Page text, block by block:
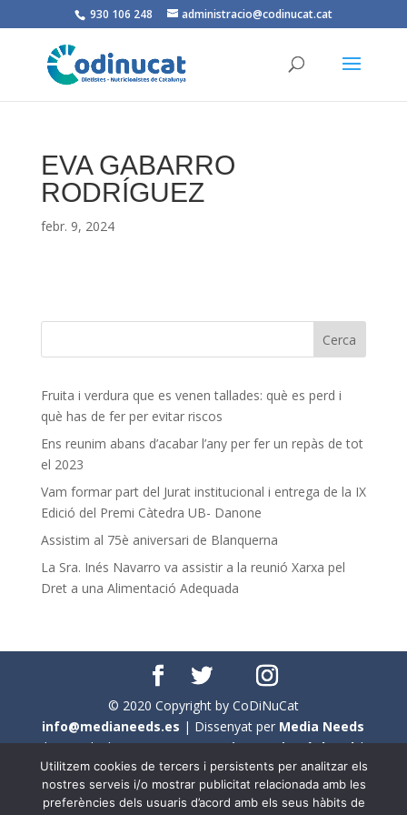
930 106 248 administracio@codinucat.cat
EVA GABARRO
RODRÍGUEZ
febr. 9, 2024
Fruita i verdura que es venen tallades: què es perd i
què has de fer per evitar riscos
Ens reunim abans d’acabar l’any per fer un repàs de tot
el 2023
Vam formar part del Jurat institucional i entrega de la IX
Edició del Premi Càtedra UB- Danone
Assistim al 75è aniversari de Blanquerna
La Sra. Inés Navarro va assistir a la reunió Xarxa pel
Dret a una Alimentació Adequada
© 2020 Copyright by CoDiNuCat
info@medianeeds.es | Dissenyat per Media Needs
| Tots els drets reservats aCoDiNuCat |Avís legal|
Avís per cookies
En aquest web s'ha tingut en compte l'ús no sexista del
Utilitzem cookies de tercers i persistents per analitzar els
nostres serveis i/o mostrar publicitat relacionada amb les
preferències dels usuaris d’acord amb els seus hàbits de